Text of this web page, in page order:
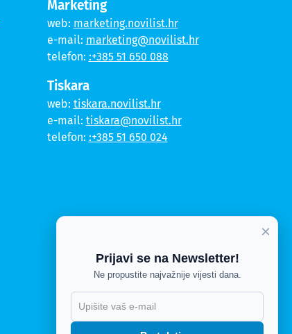
Marketing
web: marketing.novilist.hr
e-mail: marketing@novilist.hr
telefon: :+385 51 650 088
Tiskara
web: tiskara.novilist.hr
e-mail: tiskara@novilist.hr
telefon: :+385 51 650 024
×
Prijavi se na Newsletter!
Ne propustite najvažnije vijesti dana.